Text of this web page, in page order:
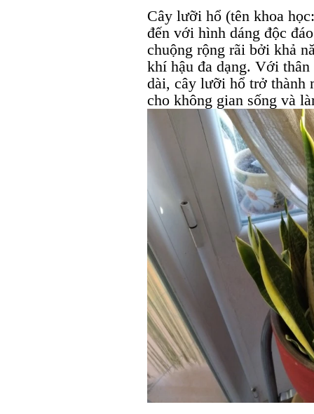
Cây lưỡi hổ (tên khoa
đến với hình dáng độc
chuộng rộng rãi bởi khả
khí hậu đa dạng. Với
dài, cây lưỡi hổ trở thành
cho không gian sống và